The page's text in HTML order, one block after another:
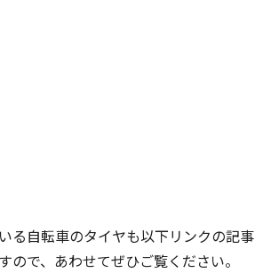
る自転車のタイヤも以下リンクの記事
ので、あわせてぜひご覧ください。